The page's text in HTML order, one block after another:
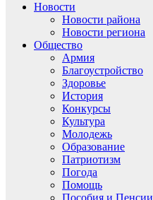
Новости
Новости района
Новости региона
Общество
Армия
Благоустройство
Здоровье
История
Конкурсы
Культура
Молодежь
Образование
Патриотизм
Погода
Помощь
Пособия и Пенсии